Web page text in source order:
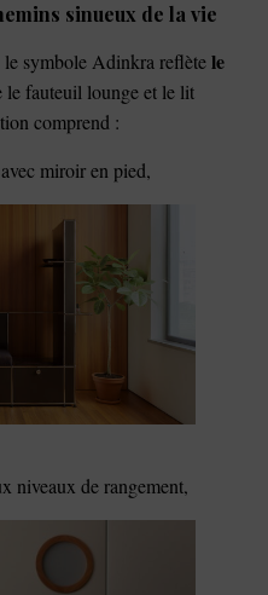
sinueux de la vie
le symbole Adinkra reflètele
le fauteuil lounge et le lit
comprend :
avec miroir en pied,
niveaux de rangement,